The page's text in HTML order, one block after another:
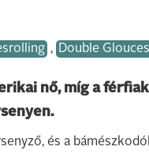
, Double
nő, míg a
és a